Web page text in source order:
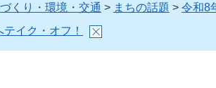
くり・環境・交通 > まちの話題 > 令和8
イク・オフ！